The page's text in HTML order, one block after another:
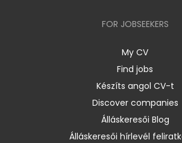
FOR JOBSEEKERS
My CV
Find jobs
Készíts angol CV-t
Discover companies
Álláskeresői Blog
Álláskeresői hírlevél